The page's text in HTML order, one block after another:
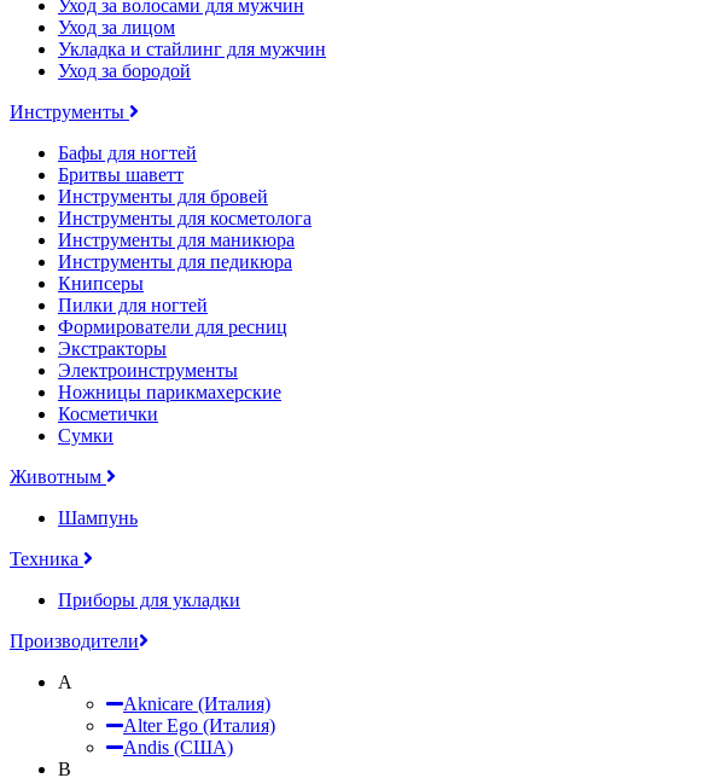
Уход за волосами для мужчин
Уход за лицом
Укладка и стайлинг для мужчин
Уход за бородой
Инструменты
Бафы для ногтей
Бритвы шаветт
Инструменты для бровей
Инструменты для косметолога
Инструменты для маникюра
Инструменты для педикюра
Книпсеры
Пилки для ногтей
Формирователи для ресниц
Экстракторы
Электроинструменты
Ножницы парикмахерские
Косметички
Сумки
Животным
Шампунь
Техника
Приборы для укладки
Производители
A
Aknicare (Италия)
Alter Ego (Италия)
Andis (США)
B